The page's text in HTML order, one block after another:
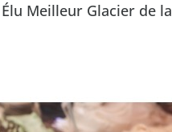
Meilleur Glacier de la